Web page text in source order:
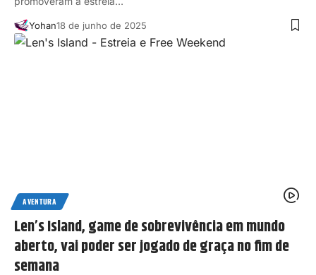
Yohan18 de junho de 2025
AVENTURA
Len’s Island, game de sobrevivência em mundo
aberto, vai poder ser jogado de graça no fim de
semana